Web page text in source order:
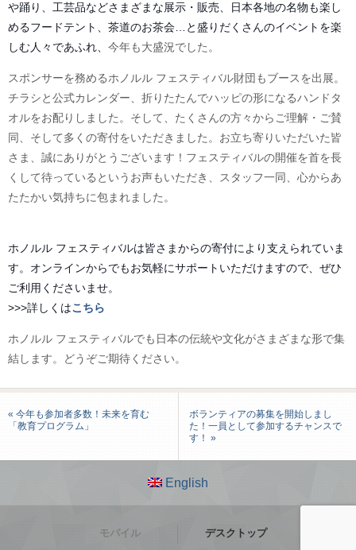
や踊り、工芸品などさまざまな展示・販売、日本各地の名物も楽し
めるフードテント、茶道のお茶会…と盛りだくさんのイベントを楽
しむ人々であふれ、 今年も大盛況でした。
スポンサーを務めるホノルル フェスティバル財団もブースを出展。
チラシと公式カレンダー、折りたたんでハッピの形になるハンドタ
オルをお配りしました。そして、たくさんの方々からご理解・ご賛
同、そして多くの寄付をいただきました。お立ち寄りいただいた皆
さま、誠にありがとうございます！フェスティバルの開催を首を長
くして待っているというお声もいただき、スタッフ一同、心からあ
たたかい気持ちに包まれました。
ホノルル フェスティバルは皆さまからの寄付により支えられていま
す。オンラインからでもお気軽にサポートいただけますので、ぜひ
ご利用くださいませ。
>>>詳しくはこちら
ホノルル フェスティバルでも日本の伝統や文化がさまざまな形で集
結します。どうぞご期待ください。
« 今年も参加者多数！未来を育む
「教育プログラム」
ボランティアの募集を開始しまし
た！一員として参加するチャンスで
す！ »
English
モバイル デスクトップ